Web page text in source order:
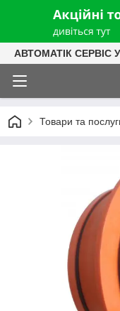
АВТОМАТІК СЕРВІС
Товари та